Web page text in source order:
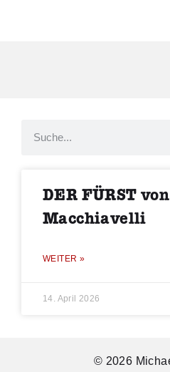
DER FÜRST
Macchiavelli
WEITER »
14. April 2026
© 2026